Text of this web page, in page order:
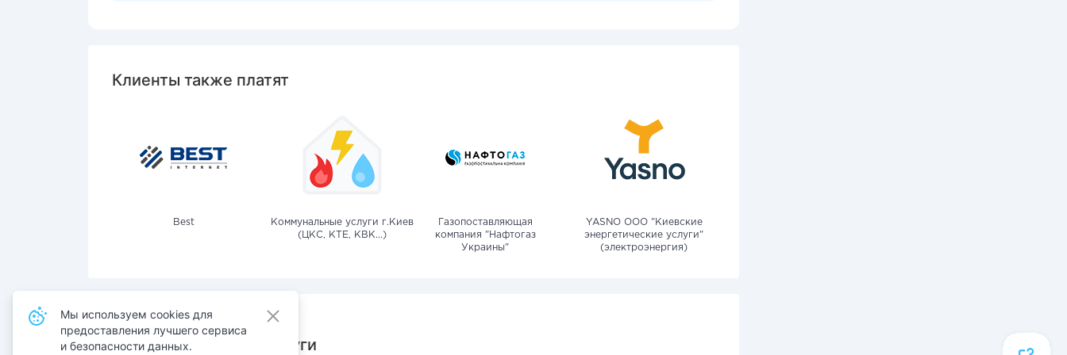
Клиенты также платят
Best
Коммунальные услуги г.Киев
(ЦКС, КТЕ, КВК...)
Газопоставляющая
компания "Нафтогаз
Украины"
YASNO OOO "Киевские
энергетические услуги"
(электроэнергия)
Также оплачивают услуги
Мы используем cookies для
предоставления лучшего сервиса
и безопасности данных.